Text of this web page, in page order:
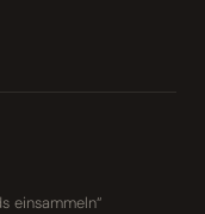
einsammeln“